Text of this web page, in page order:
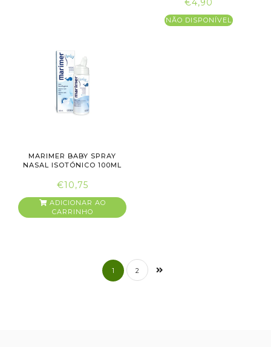
€4,90
NÃO DISPONÍVEL
MARIMER BABY SPRAY
NASAL ISOTÓNICO 100ML
€10,75
ADICIONAR AO
CARRINHO
1 2